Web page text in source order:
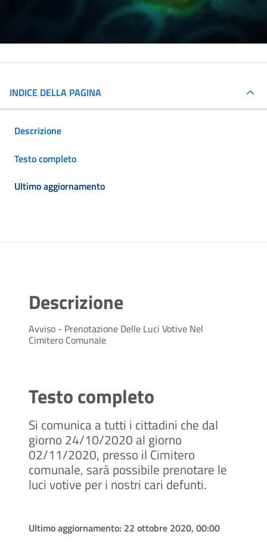
INDICE DELLA PAGINA
Descrizione
Testo completo
Ultimo aggiornamento
Descrizione
Avviso - Prenotazione Delle Luci Votive Nel
Cimitero Comunale
Testo completo
Si comunica a tutti i cittadini che dal
giorno 24/10/2020 al giorno
02/11/2020, presso il Cimitero
comunale, sarà possibile prenotare le
luci votive per i nostri cari defunti.
Ultimo aggiornamento: 22 ottobre 2020, 00:00